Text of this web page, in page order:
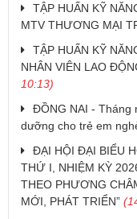
TẬP HUẤN KỸ
MTV THƯƠNG MẠI
TẬP HUẤN KỸ
NHÂN VIÊN LAO
10:13)
ĐỒNG NAI - Tháng
dưỡng cho trẻ em
ĐẠI HỘI ĐẠI BIỂU
THỨ I, NHIỆM KỲ
THEO PHƯƠNG
MỚI, PHÁT TRIỂN”